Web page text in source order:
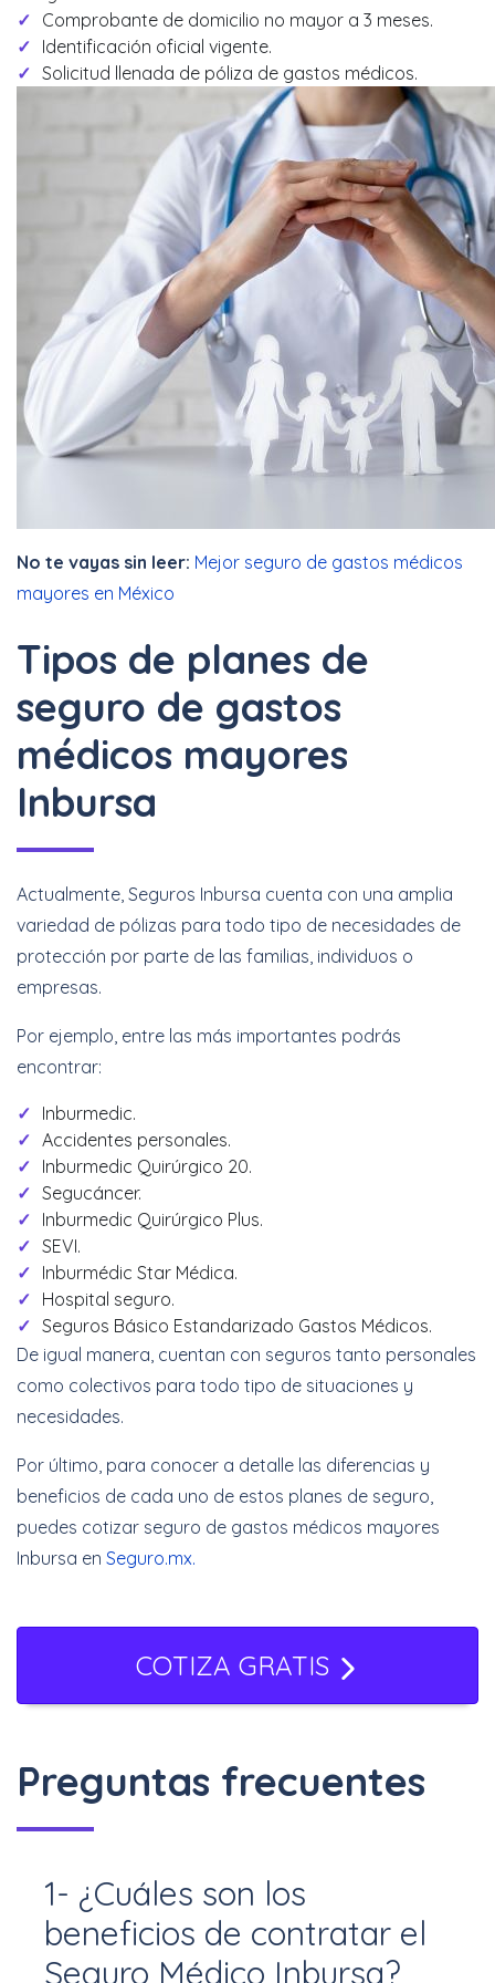
Comprobante de domicilio no mayor a 3 meses.
Identificación oficial vigente.
Solicitud llenada de póliza de gastos médicos.
No te vayas sin leer: Mejor seguro de gastos médicos
mayores en México
Tipos de planes de
seguro de gastos
médicos mayores
Inbursa
Actualmente, Seguros Inbursa cuenta con una amplia
variedad de pólizas para todo tipo de necesidades de
protección por parte de las familias, individuos o
empresas.
Por ejemplo, entre las más importantes podrás
encontrar:
Inburmedic.
Accidentes personales.
Inburmedic Quirúrgico 20.
Segucáncer.
Inburmedic Quirúrgico Plus.
SEVI.
Inburmédic Star Médica.
Hospital seguro.
Seguros Básico Estandarizado Gastos Médicos.
De igual manera, cuentan con seguros tanto personales
como colectivos para todo tipo de situaciones y
necesidades.
Por último, para conocer a detalle las diferencias y
beneficios de cada uno de estos planes de seguro,
puedes cotizar seguro de gastos médicos mayores
Inbursa en Seguro.mx.
COTIZA GRATIS
Preguntas frecuentes
1- ¿Cuáles son los
beneficios de contratar el
Seguro Médico Inbursa?